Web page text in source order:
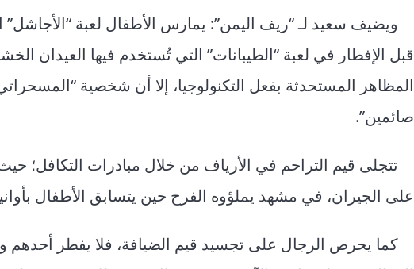
ويضيف سعيد لـ “ريف اليمن”: يمارس الأطفال لعبة “الأجاشل”
قبل الإفطار في لعبة “الطيبانات” التي تُستخدم فيها العيدان
المظاهر المستحدثة بفعل التكنولوجيا، إلا أن شخصية
صائمين”.
تتجلى قيم التراحم في الأرياف من خلال مبادرات التكافل؛
على الجيران، في مشهد يملؤوه الفرح حين يتسابق الأطفال
كما يحرص الرجال على تجسيد قيم الضيافة، فلا يفطر